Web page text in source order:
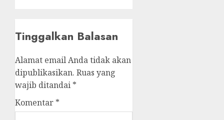
Tinggalkan Balasan
Alamat email Anda tidak akan
dipublikasikan. Ruas yang
wajib ditandai *
Komentar *